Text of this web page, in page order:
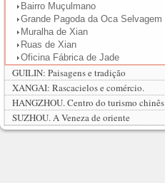
Bairro Muçulmano
Grande Pagoda da Oca Selvagem
Muralha de Xian
Ruas de Xian
Oficina Fábrica de Jade
GUILIN: Paisagens e tradição
XANGAI: Rascacielos e comércio.
HANGZHOU. Centro do turismo chinês
SUZHOU. A Veneza de oriente